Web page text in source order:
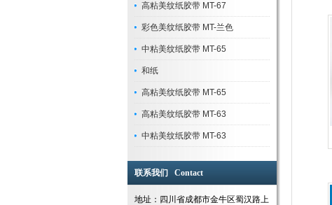
高粘美纹纸胶带 MT-67
彩色美纹纸胶带 MT-兰色
中粘美纹纸胶带 MT-65
和纸
高粘美纹纸胶带 MT-65
高粘美纹纸胶带 MT-63
中粘美纹纸胶带 MT-63
联系我们 Contact
地址：四川省成都市金牛区蜀汉路上